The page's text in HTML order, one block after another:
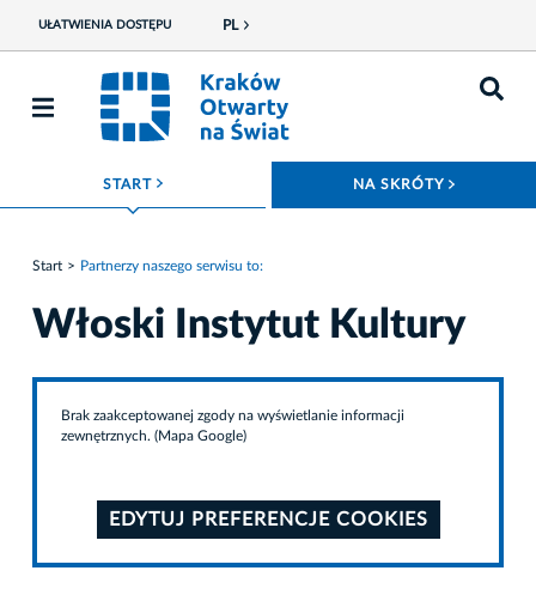
UŁATWIENIA DOSTĘPU PL
START ROZWIŃ MENU NA SKRÓTY
Start Partnerzy naszego serwisu to:
Włoski Instytut Kultury
Brak zaakceptowanej zgody na wyświetlanie informacji
zewnętrznych. (Mapa Google)
EDYTUJ PREFERENCJE COOKIES